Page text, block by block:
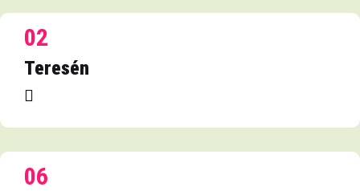
02
Teresén
06